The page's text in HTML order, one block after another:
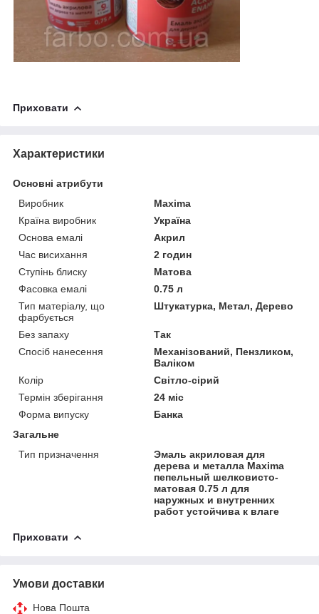
Приховати
Характеристики
Основні атрибути
Виробник
Maxima
Країна виробник
Україна
Основа емалі
Акрил
Час висихання
2 годин
Ступінь блиску
Матова
Фасовка емалі
0.75 л
Тип матеріалу, що
фарбується
Штукатурка, Метал, Дерево
Без запаху
Так
Спосіб нанесення
Механізований, Пензликом,
Валіком
Колір
Світло-сірий
Термін зберігання
24 міс
Форма випуску
Банка
Загальне
Тип призначення
Эмаль акриловая для
дерева и металла Maxima
пепельный шелковисто-
матовая 0.75 л для
наружных и внутренних
работ устойчива к влаге
Приховати
Умови доставки
Нова Пошта